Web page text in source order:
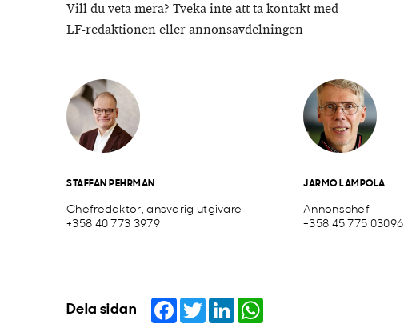
Vill du veta mera? Tveka inte att ta kontakt med
LF-redaktionen eller annonsavdelningen
STAFFAN PEHRMAN
Chefredaktör, ansvarig utgivare
+358 40 773 3979
JARMO LAMPOLA
Annonschef
+358 45 775 03096
Dela sidan Facebook
TwitterLinkedIn